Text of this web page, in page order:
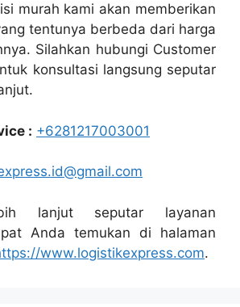
murah kami akan memberikan
tentunya berbeda dari harga
Silahkan hubungi Customer
konsultasi langsung seputar
: +6281217003001
lanjut seputar layanan
Anda temukan di halaman
www.logistikexpress.com.